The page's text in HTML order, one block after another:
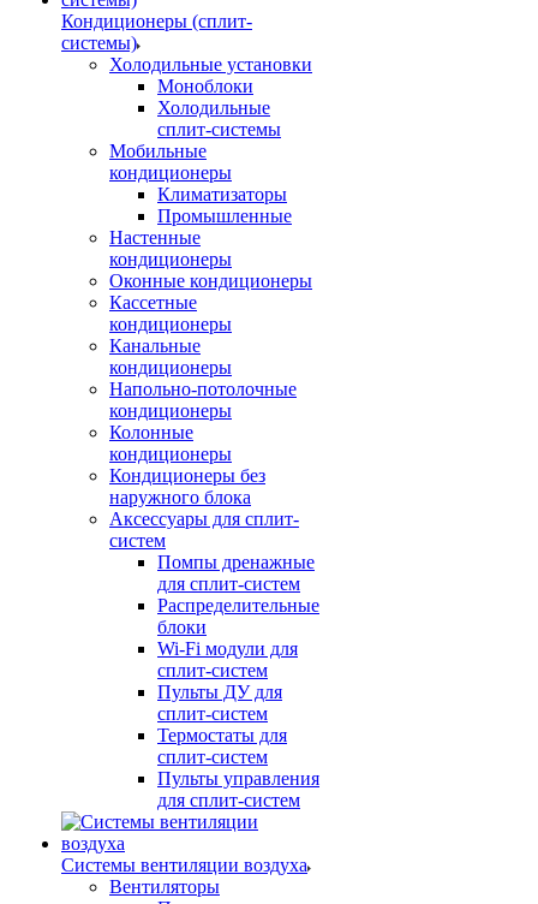
Кондиционеры (сплит-
системы)
Холодильные установки
Моноблоки
Холодильные
сплит-системы
Мобильные
кондиционеры
Климатизаторы
Промышленные
Настенные
кондиционеры
Оконные кондиционеры
Кассетные
кондиционеры
Канальные
кондиционеры
Напольно-потолочные
кондиционеры
Колонные
кондиционеры
Кондиционеры без
наружного блока
Аксессуары для сплит-
систем
Помпы дренажные
для сплит-систем
Распределительные
блоки
Wi-Fi модули для
сплит-систем
Пульты ДУ для
сплит-систем
Термостаты для
сплит-систем
Пульты управления
для сплит-систем
Системы вентиляции воздуха
Вентиляторы